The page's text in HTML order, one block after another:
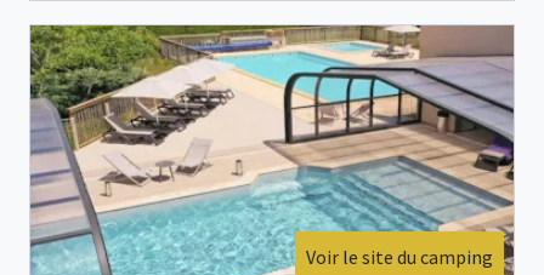
Voir le site du camping